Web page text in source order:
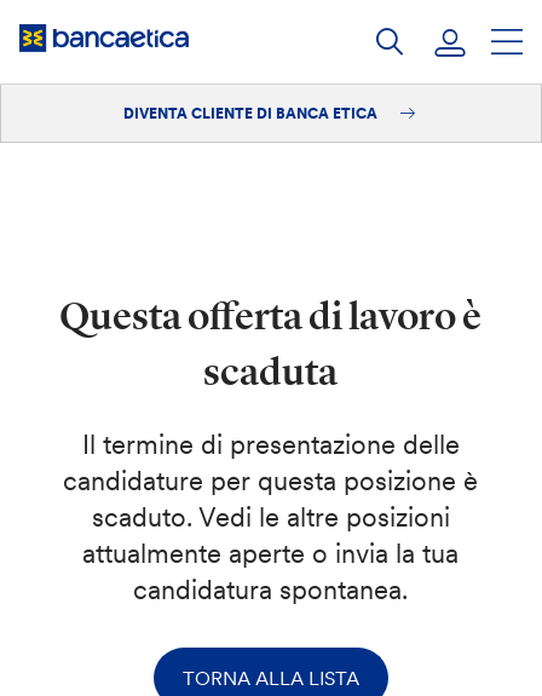
DIVENTA CLIENTE DI BANCA ETICA
Questa offerta di lavoro è
scaduta
Il termine di presentazione delle
candidature per questa posizione è
scaduto. Vedi le altre posizioni
attualmente aperte o invia la tua
candidatura spontanea.
TORNA ALLA LISTA